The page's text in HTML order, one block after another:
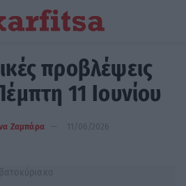
προβλέψεις
11 Ιουνίου
Ζαμπάρα
11/06/2026